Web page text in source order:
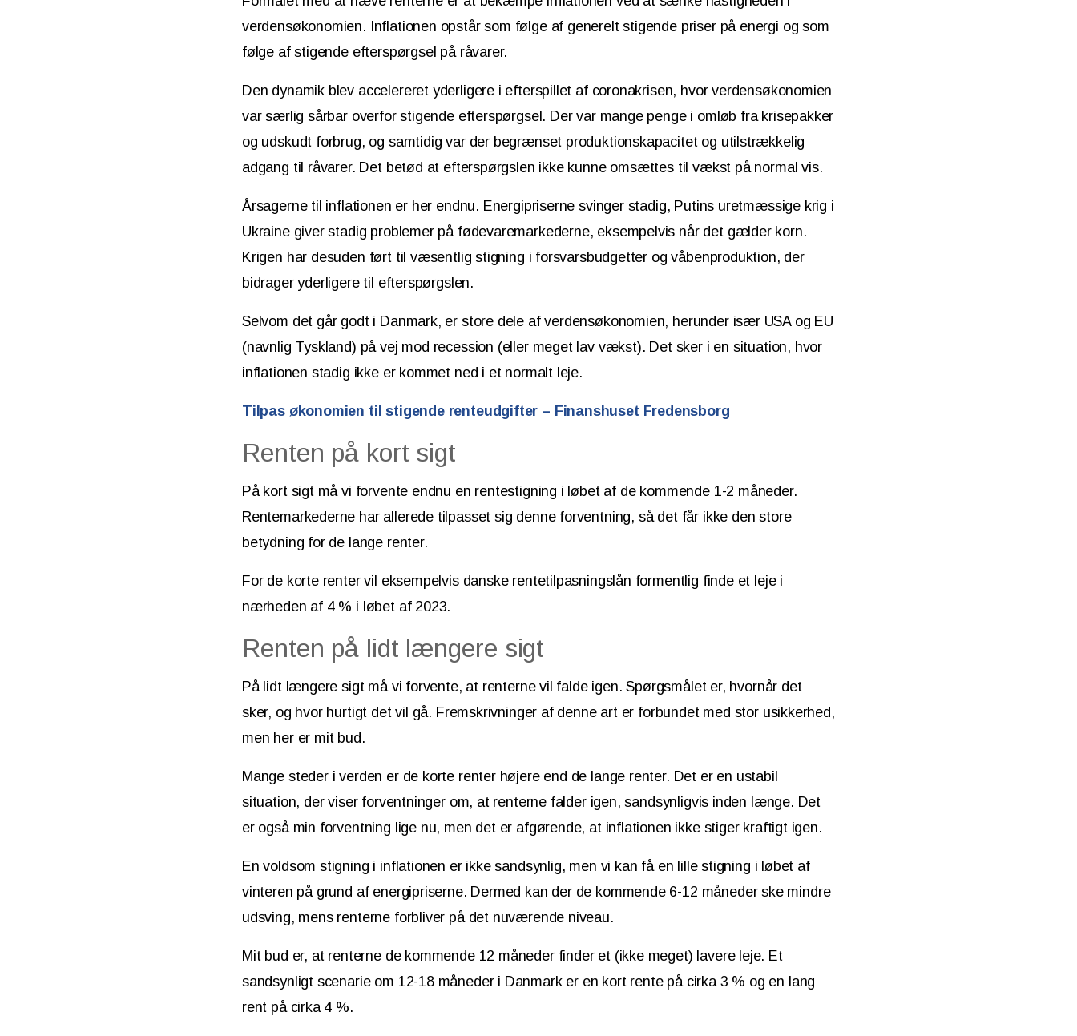
verdensøkonomien. Inflationen opstår som følge af generelt stigende priser på energi og som
følge af stigende efterspørgsel på råvarer.
Den dynamik blev accelereret yderligere i efterspillet af coronakrisen, hvor verdensøkonomien
var særlig sårbar overfor stigende efterspørgsel. Der var mange penge i omløb fra krisepakker
og udskudt forbrug, og samtidig var der begrænset produktionskapacitet og utilstrækkelig
adgang til råvarer. Det betød at efterspørgslen ikke kunne omsættes til vækst på normal vis.
Årsagerne til inflationen er her endnu. Energipriserne svinger stadig, Putins uretmæssige krig i
Ukraine giver stadig problemer på fødevaremarkederne, eksempelvis når det gælder korn.
Krigen har desuden ført til væsentlig stigning i forsvarsbudgetter og våbenproduktion, der
bidrager yderligere til efterspørgslen.
Selvom det går godt i Danmark, er store dele af verdensøkonomien, herunder især USA og EU
(navnlig Tyskland) på vej mod recession (eller meget lav vækst). Det sker i en situation, hvor
inflationen stadig ikke er kommet ned i et normalt leje.
Tilpas økonomien til stigende renteudgifter – Finanshuset Fredensborg
Renten på kort sigt
På kort sigt må vi forvente endnu en rentestigning i løbet af de kommende 1-2 måneder.
Rentemarkederne har allerede tilpasset sig denne forventning, så det får ikke den store
betydning for de lange renter.
For de korte renter vil eksempelvis danske rentetilpasningslån formentlig finde et leje i
nærheden af 4 % i løbet af 2023.
Renten på lidt længere sigt
På lidt længere sigt må vi forvente, at renterne vil falde igen. Spørgsmålet er, hvornår det
sker, og hvor hurtigt det vil gå. Fremskrivninger af denne art er forbundet med stor usikkerhed,
men her er mit bud.
Mange steder i verden er de korte renter højere end de lange renter. Det er en ustabil
situation, der viser forventninger om, at renterne falder igen, sandsynligvis inden længe. Det
er også min forventning lige nu, men det er afgørende, at inflationen ikke stiger kraftigt igen.
En voldsom stigning i inflationen er ikke sandsynlig, men vi kan få en lille stigning i løbet af
vinteren på grund af energipriserne. Dermed kan der de kommende 6-12 måneder ske mindre
udsving, mens renterne forbliver på det nuværende niveau.
Mit bud er, at renterne de kommende 12 måneder finder et (ikke meget) lavere leje. Et
sandsynligt scenarie om 12-18 måneder i Danmark er en kort rente på cirka 3 % og en lang
rent på cirka 4 %.